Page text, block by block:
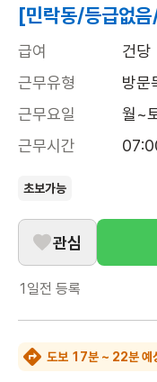
[민락동/등급없
급여
건
근무유형
방문
근무요일
월~
근무시간
초보가능
관심
1일전 등록
도보 17분 ~ 22분 예